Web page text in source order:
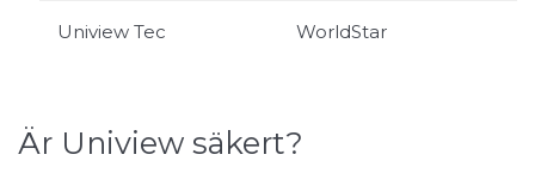
Uniview Tec WorldStar
Är Uniview säkert?